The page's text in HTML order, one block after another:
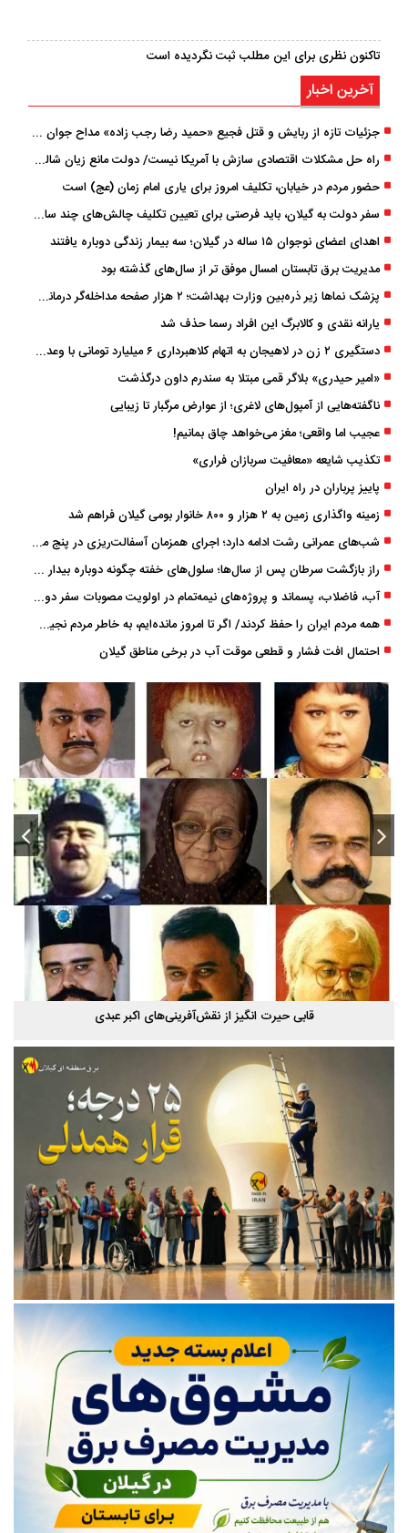
تاکنون نظری برای این مطلب ثبت نگردیده است
آخرین اخبار
جزئیات تازه از ربایش و قتل فجیع «حمید رضا رجب زاده» مداح جوان تهرانی؛ ۴ متهم بازداشت شدند
راه حل مشکلات اقتصادی سازش با آمریکا نیست/ دولت مانع زیان شالیکاران شود
حضور مردم در خیابان، تکلیف امروز برای یاری امام زمان (عج) است
سفر دولت به گیلان، باید فرصتی برای تعیین تکلیف چالش‌های چند ساله استان باشد
اهدای اعضای نوجوان ۱۵ ساله در گیلان؛ سه بیمار زندگی دوباره یافتند
مدیریت برق تابستان امسال موفق ‌تر از سال‌های گذشته بود
پزشک ‌نماها زیر ذره‌بین وزارت بهداشت؛ ۲ هزار صفحه مداخله‌گر درمانی مسدود شد
یارانه نقدی و کالابرگ این افراد رسما حذف شد
دستگیری ۲ زن در لاهیجان به اتهام کلاهبرداری ۶ میلیارد تومانی با وعده وام
«امیر حیدری» بلاگر قمی مبتلا به سندرم داون درگذشت
ناگفته‌هایی از آمپول‌های لاغری؛ از عوارض مرگبار تا زیبایی
عجیب اما واقعی؛ مغز می‌خواهد چاق بمانیم!
تکذیب شایعه «معافیت سربازان فراری»
پاییز پرباران در راه ایران
زمینه واگذاری زمین به ۲ هزار و ۸۰۰ خانوار بومی گیلان فراهم شد
شب‌های عمرانی رشت ادامه دارد؛ اجرای همزمان آسفالت‌ریزی در پنج منطقه شهری
راز بازگشت سرطان پس از سال‌ها؛ سلول‌های خفته چگونه دوباره بیدار می‌شوند؟
آب، فاضلاب، پسماند و پروژه‌های نیمه‌تمام در اولویت مصوبات سفر دولت
همه مردم ایران را حفظ کردند/ اگر تا امروز مانده‌ایم، به ‌خاطر مردم نجیب ایران بوده است
احتمال افت فشار و قطعی موقت آب در برخی مناطق گیلان
استخر پاشوران سیاهکل